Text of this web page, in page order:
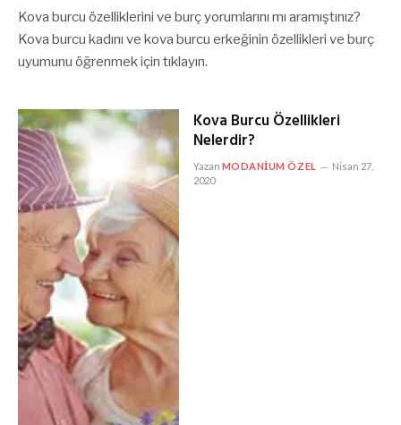
Kova burcu özelliklerini ve burç yorumlarını mı aramıştınız?
Kova burcu kadını ve kova burcu erkeğinin özellikleri ve burç
uyumunu öğrenmek için tıklayın.
Kova Burcu Özellikleri
Nelerdir?
Yazan MODANIUM ÖZEL
Nisan 27,
2020